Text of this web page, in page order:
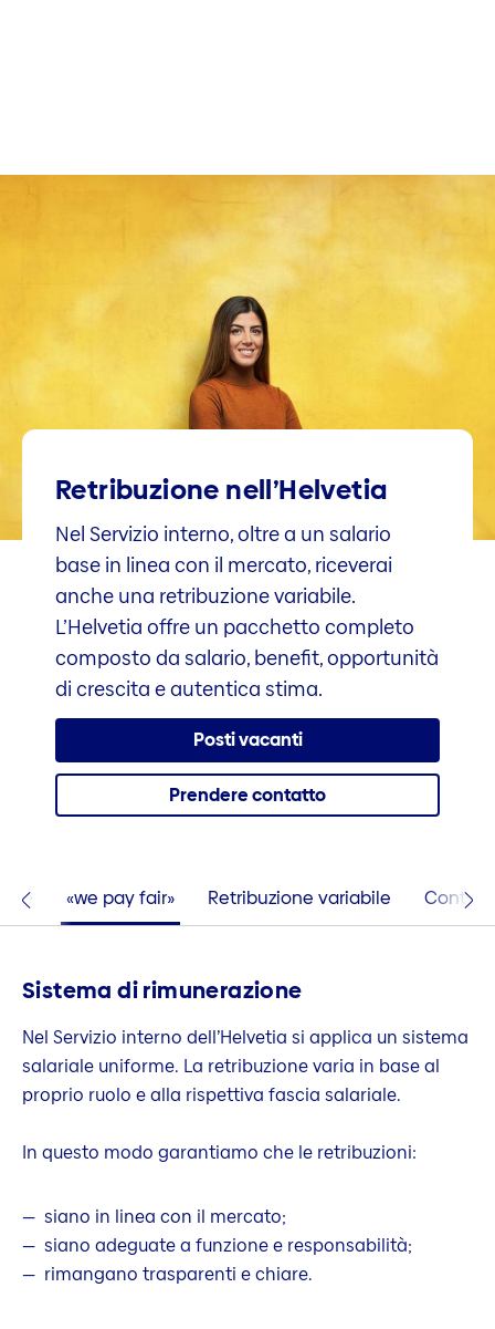
Retribuzione nell’Helvetia
Nel Servizio interno, oltre a un salario
base in linea con il mercato, riceverai
anche una retribuzione variabile.
L’Helvetia offre un pacchetto completo
composto da salario, benefit, opportunità
di crescita e autentica stima.
Posti vacanti
Prendere contatto
«we pay fair» Retribuzione variabile
Sistema di rimunerazione
Nel Servizio interno dell’Helvetia si applica un sistema
salariale uniforme. La retribuzione varia in base al
proprio ruolo e alla rispettiva fascia salariale.
In questo modo garantiamo che le retribuzioni:
siano in linea con il mercato;
siano adeguate a funzione e responsabilità;
rimangano trasparenti e chiare.